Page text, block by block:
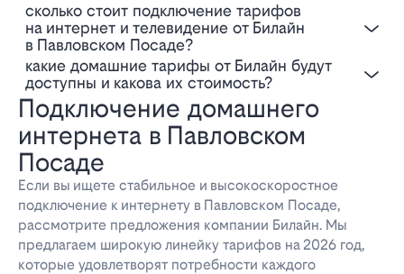
Сколько стоит подключение тарифов
на интернет и телевидение от Билайн
в Павловском Посаде?
Какие домашние тарифы от Билайн будут
доступны и какова их стоимость?
Подключение домашнего
интернета в Павловском
Посаде
Если вы ищете стабильное и высокоскоростное
подключение к интернету в Павловском Посаде,
рассмотрите предложения компании Билайн. Мы
предлагаем широкую линейку тарифов на 2026 год,
которые удовлетворят потребности каждого